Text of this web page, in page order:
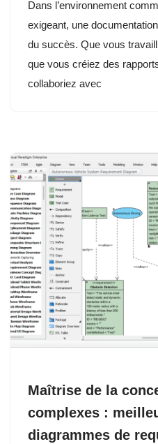
Dans l’environnement
exigeant, une
du succès. Que vous
que vous créiez des
collaboriez avec
Maîtrise de la
complexes :
diagrammes de